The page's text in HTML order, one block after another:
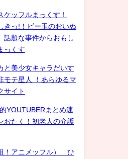
ケッフルまっくす！
きっ!！ビー玉のおいぬ
題な事件からおもし
っくす
と美少女キャラだいす
モテ星人 ！あらゆるマ
サイト
YOUTUBERまとめ速
おたく！初老人の介護
！アニメッフル） ひ